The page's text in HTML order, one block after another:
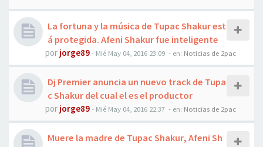
La fortuna y la música de Tupac Shakur est
á protegida. Afeni Shakur fue inteligente
por jorge89- Mié May 04, 2016 23:09 - en: Noticias de 2pac
Dj Premier anuncia un nuevo track de Tupa
c Shakur del cual el es el productor
por jorge89- Mié May 04, 2016 22:37 - en: Noticias de 2pac
Muere la madre de Tupac Shakur, Afeni Sh